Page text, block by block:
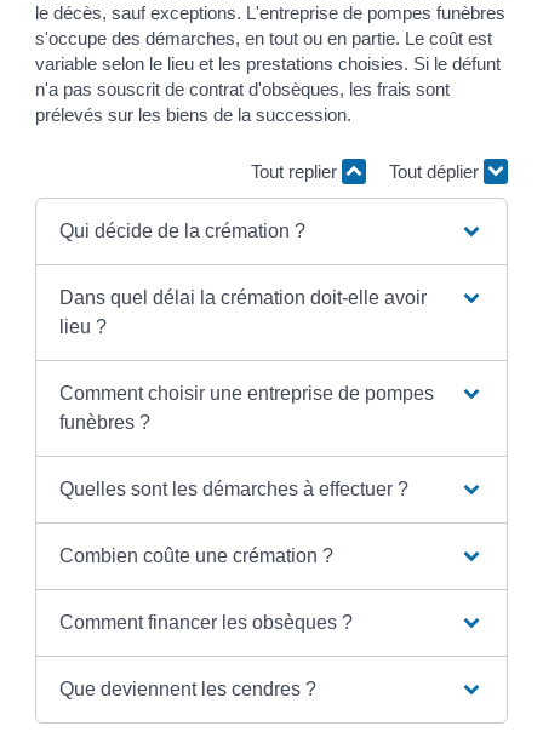
le décès, sauf exceptions. L'entreprise de pompes funèbres
s'occupe des démarches, en tout ou en partie. Le coût est
variable selon le lieu et les prestations choisies. Si le défunt
n'a pas souscrit de contrat d'obsèques, les frais sont
prélevés sur les biens de la succession.
Tout replier Tout déplier
Qui décide de la crémation ?
Dans quel délai la crémation doit-elle avoir
lieu ?
Comment choisir une entreprise de pompes
funèbres ?
Quelles sont les démarches à effectuer ?
Combien coûte une crémation ?
Comment financer les obsèques ?
Que deviennent les cendres ?